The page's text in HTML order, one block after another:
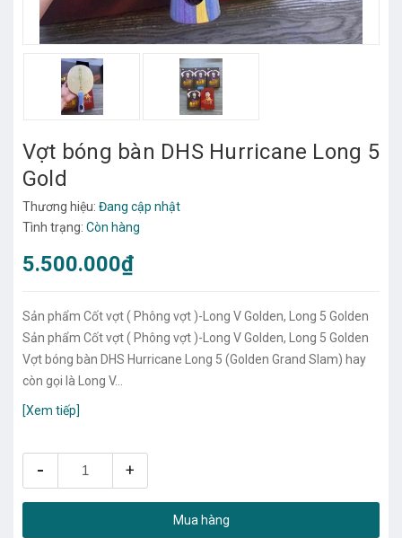
Vợt bóng bàn DHS Hurricane Long 5
Gold
Thương hiệu: Đang cập nhật
Tình trạng: Còn hàng
5.500.000₫
Sản phẩm Cốt vợt ( Phông vợt )-Long V Golden, Long 5 Golden
Sản phẩm Cốt vợt ( Phông vợt )-Long V Golden, Long 5 Golden
Vợt bóng bàn DHS Hurricane Long 5 (Golden Grand Slam) hay
còn gọi là Long V...
[Xem tiếp]
- +
Mua hàng